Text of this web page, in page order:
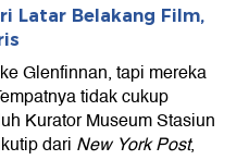
Latar Belakang Film,
Glenfinnan, tapi mereka
tidak cukup
Kurator Museum Stasiun
dari New York Post,